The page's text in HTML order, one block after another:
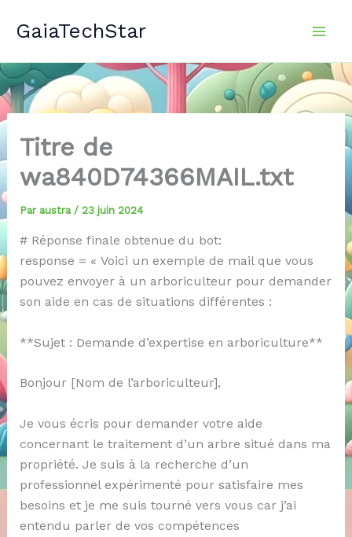
GaiaTechStar
Titre de
wa840D74366MAIL.txt
Par austra / 23 juin 2024
# Réponse finale obtenue du bot:
response = « Voici un exemple de mail que vous
pouvez envoyer à un arboriculteur pour demander
son aide en cas de situations différentes :
**Sujet : Demande d’expertise en arboriculture**
Bonjour [Nom de l’arboriculteur],
Je vous écris pour demander votre aide
concernant le traitement d’un arbre situé dans ma
propriété. Je suis à la recherche d’un
professionnel expérimenté pour satisfaire mes
besoins et je me suis tourné vers vous car j’ai
entendu parler de vos compétences